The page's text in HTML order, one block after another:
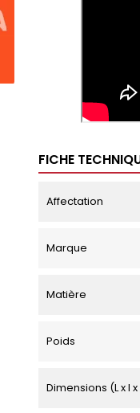
FICHE
Affectation
Marque
Matière
Poids
Dimensions (L x l